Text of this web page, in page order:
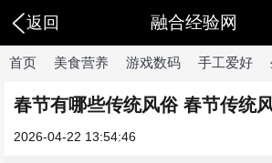
返回 融合经验网
首页 美食营养 游戏数码 手工爱好
春节有哪些传统风俗 春节传统
2026-04-22 13:54:46